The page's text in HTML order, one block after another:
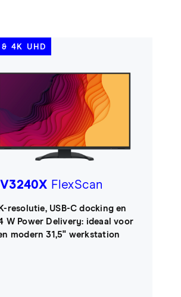
4K UHD
FlexScan
resolutie, USB-C docking en
W Power Delivery: ideaal voor
modern 31,5" werkstation